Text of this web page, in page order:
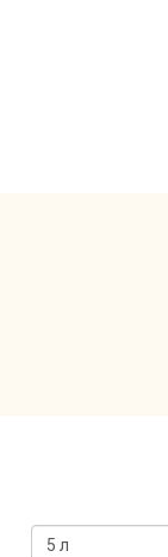
5 л